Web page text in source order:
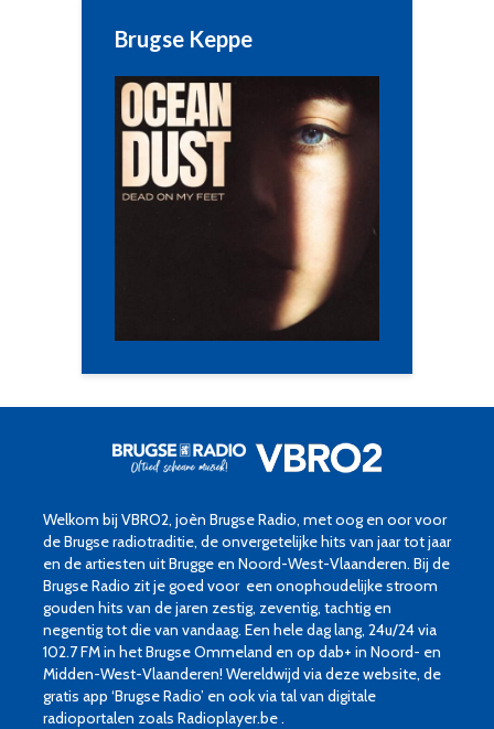
Brugse Keppe
Welkom bij VBRO2, joèn Brugse Radio, met oog en oor voor
de Brugse radiotraditie, de onvergetelijke hits van jaar tot jaar
en de artiesten uit Brugge en Noord-West-Vlaanderen. Bij de
Brugse Radio zit je goed voor een onophoudelijke stroom
gouden hits van de jaren zestig, zeventig, tachtig en
negentig tot die van vandaag. Een hele dag lang, 24u/24 via
102.7 FM in het Brugse Ommeland en op dab+ in Noord- en
Midden-West-Vlaanderen! Wereldwijd via deze website, de
gratis app ‘Brugse Radio’ en ook via tal van digitale
radioportalen zoals Radioplayer.be .